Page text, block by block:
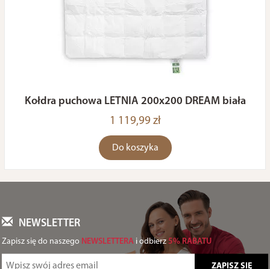
Kołdra puchowa LETNIA 200x200 DREAM biała
1 119,99 zł
Do koszyka
NEWSLETTER
Zapisz się do naszego NEWSLETTERA i odbierz 5% RABATU